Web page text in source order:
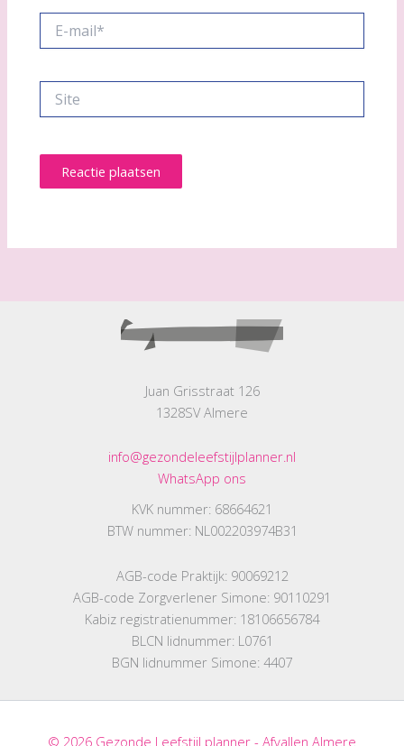
mail*
Juan Grisstraat 126
1328SV Almere
info@gezondeleefstijlplanner.nl
WhatsApp ons
KVK nummer: 68664621
BTW nummer: NL002203974B31
AGB-code Praktijk: 90069212
AGB-code Zorgverlener Simone: 90110291
Kabiz registratienummer: 18106656784
BLCN lidnummer: L0761
BGN lidnummer Simone: 4407
© 2026 Gezonde Leefstijl planner - Afvallen Almere